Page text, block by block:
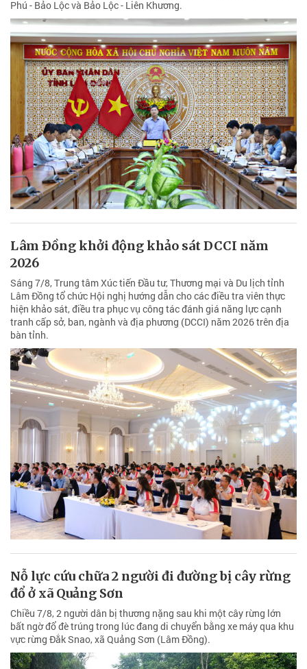
Phú - Bảo Lộc và Bảo Lộc - Liên Khương.
Lâm Đồng khởi động khảo sát DCCI năm
2026
Sáng 7/8, Trung tâm Xúc tiến Đầu tư, Thương mại và Du lịch tỉnh
Lâm Đồng tổ chức Hội nghị hướng dẫn cho các điều tra viên thực
hiện khảo sát, điều tra phục vụ công tác đánh giá năng lực cạnh
tranh cấp sở, ban, ngành và địa phương (DCCI) năm 2026 trên địa
bàn tỉnh.
Nỗ lực cứu chữa 2 người đi đường bị cây rừng
đổ ở xã Quảng Sơn
Chiều 7/8, 2 người dân bị thương nặng sau khi một cây rừng lớn
bất ngờ đổ đè trúng trong lúc đang di chuyển bằng xe máy qua khu
vực rừng Đắk Snao, xã Quảng Sơn (Lâm Đồng).